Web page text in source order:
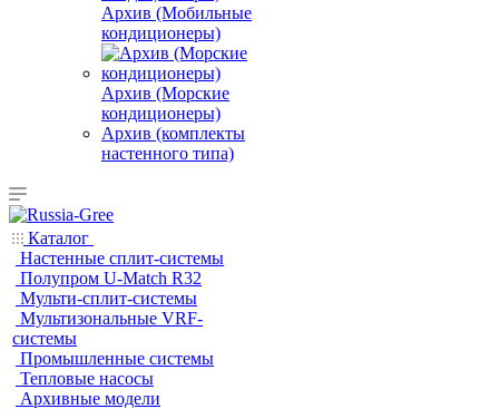
Архив (Мобильные
кондиционеры)
Архив (Морские
кондиционеры)
Архив (комплекты
настенного типа)
Каталог
Настенные сплит-системы
Полупром U-Match R32
Мульти-сплит-системы
Мультизональные VRF-
системы
Промышленные системы
Тепловые насосы
Архивные модели